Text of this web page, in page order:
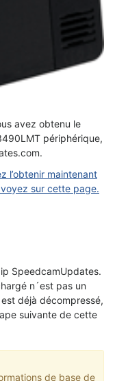
avez obtenu le
périphérique,
l’obtenir maintenant
sur cette page.
SpeedcamUpdates.
n´est pas un
déjà décompressé,
suivante de cette
de base de